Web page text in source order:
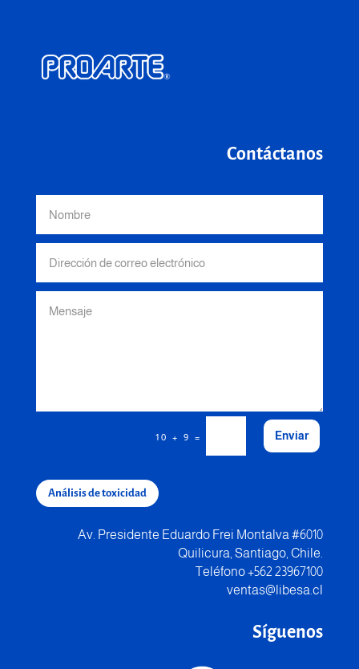
Contáctanos
10 + 9 = Enviar
Análisis de toxicidad
Av. Presidente Eduardo Frei Montalva #6010
Quilicura, Santiago, Chile.
Teléfono +562 23967100
ventas@libesa.cl
Síguenos